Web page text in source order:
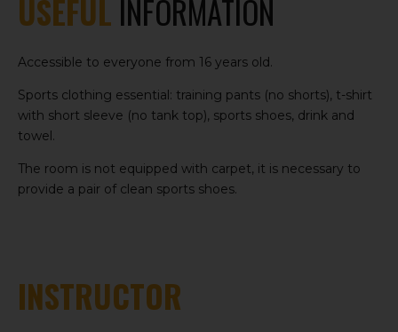
USEFUL INFORMATION
Accessible to everyone from 16 years old.
Sports clothing essential: training pants (no shorts), t-shirt
with short sleeve (no tank top), sports shoes, drink and
towel.
The room is not equipped with carpet, it is necessary to
provide a pair of clean sports shoes.
INSTRUCTOR